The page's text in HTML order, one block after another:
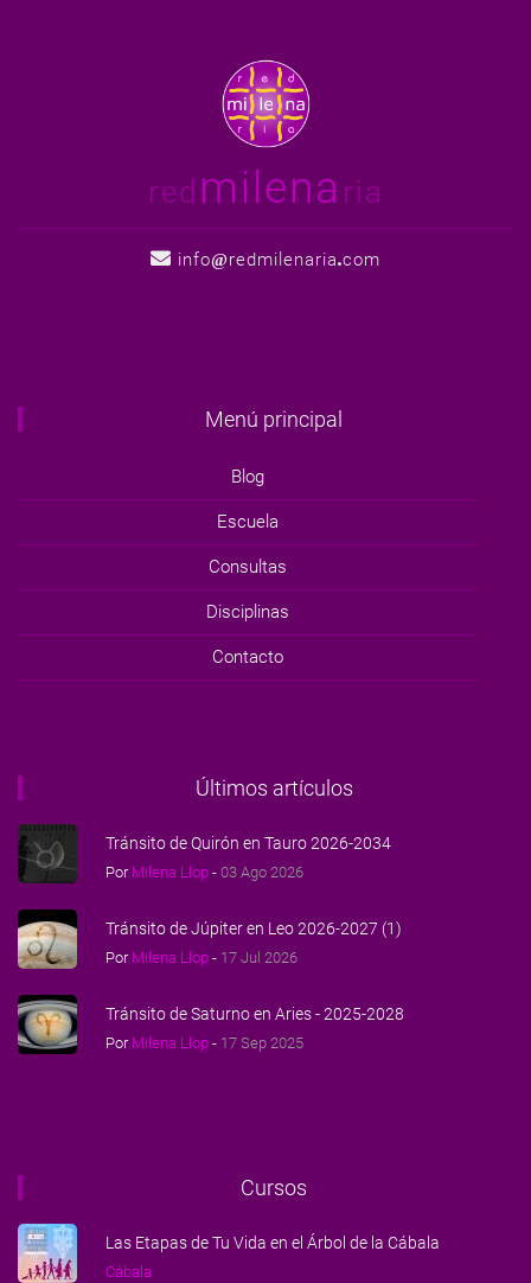
red milena ria
info redmilenaria com
Menú principal
Blog
Escuela
Consultas
Disciplinas
Contacto
Últimos artículos
Tránsito de Quirón en Tauro 2026-2034
Por Milena Llop - 03 Ago 2026
Tránsito de Júpiter en Leo 2026-2027 (1)
Por Milena Llop - 17 Jul 2026
Tránsito de Saturno en Aries - 2025-2028
Por Milena Llop - 17 Sep 2025
Cursos
Las Etapas de Tu Vida en el Árbol de la Cábala
Cábala